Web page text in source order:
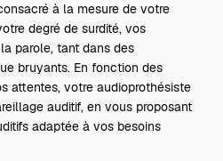
à la mesure de votre
degré de surdité, vos
parole, tant dans des
bruyants. En fonction des
attentes, votre audioprothésiste
auditif, en vous proposant
adaptée à vos besoins